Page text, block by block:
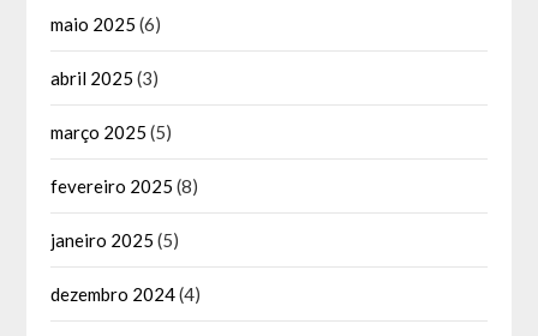
maio 2025 (6)
abril 2025 (3)
março 2025 (5)
fevereiro 2025 (8)
janeiro 2025 (5)
dezembro 2024(4)